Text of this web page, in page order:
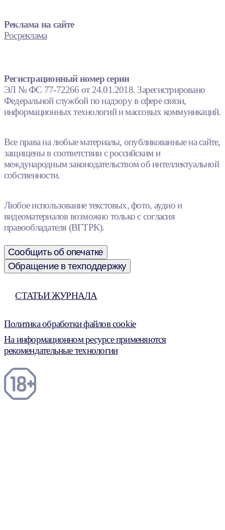
Реклама на сайте
Росреклама
Регистрационный номер серии
ЭЛ № ФС 77-72266 от 24.01.2018. Зарегистрировано
Федеральной службой по надзору в сфере связи,
информационных технологий и массовых коммуникаций.
Все права на любые материалы, опубликованные на сайте,
защищены в соответствии с российским и
международным законодательством об интеллектуальной
собственности.
Любое использование текстовых, фото, аудио и
видеоматериалов возможно только с согласия
правообладателя (ВГТРК).
Сообщить об опечатке
Обращение в техподдержку
СТАТЬИ ЖУРНАЛА
Политика обработки файлов cookie
На информационном ресурсе применяются
рекомендательные технологии